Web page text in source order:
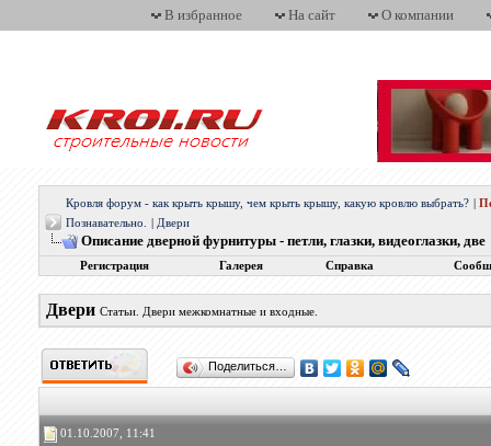
В избранное На сайт О компании
Кровля форум - как крыть крышу, чем крыть крышу, какую кровлю выбрать?
Познавательно.
Двери
Описание дверной фурнитуры - петли, глазки, видеоглазки, две
Регистрация Галерея Справка
Двери Статьи. Двери межкомнатные и входные.
Поделиться…
01.10.2007, 11:41